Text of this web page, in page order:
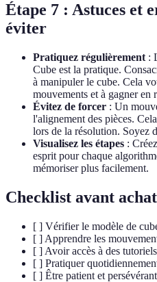
Étape 7 : Astuces et
éviter
Pratiquez régulièrement :
Cube est la pratique.
à manipuler le cube. Cela
mouvements et à gagner en
Évitez de forcer : Un
l'alignement des pièces.
lors de la résolution. Soyez
Visualisez les étapes :
esprit pour chaque
mémoriser plus facilement.
Checklist avant achat
[ ] Vérifier le modèle de
[ ] Apprendre les
[ ] Avoir accès à des
[ ] Pratiquer
[ ] Être patient et persévérant